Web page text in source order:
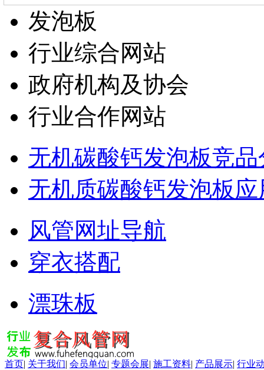
发泡板
行业综合网站
政府机构及协会
行业合作网站
无机碳酸钙发泡板竞品
无机质碳酸钙发泡板
风管网址导航
穿衣搭配
漂珠板
首页| 关于我们| 会员单位| 专题会展| 施工资料| 产品展示| 行业